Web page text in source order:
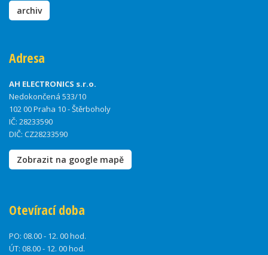
archiv
Adresa
AH ELECTRONICS s.r.o.
Nedokončená 533/10
102 00 Praha 10 - Štěrboholy
IČ: 28233590
DIČ: CZ28233590
Zobrazit na google mapě
Otevírací doba
PO: 08.00 - 12. 00 hod.
ÚT: 08.00 - 12. 00 hod.